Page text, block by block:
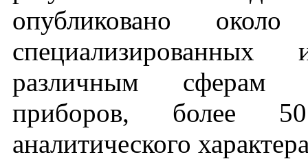
опубликовано
различным сферам
приборов, более
аналитического